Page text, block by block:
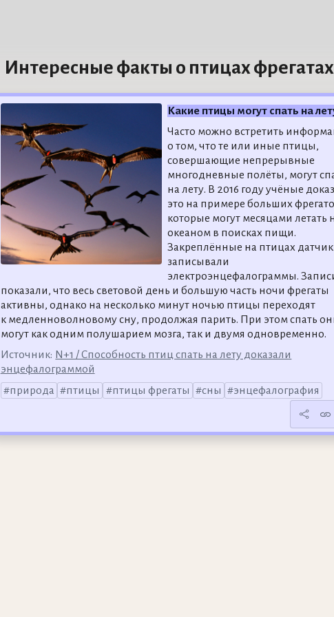
Интересные факты о птицах фрегатах
Какие птицы могут спать на
Часто можно встретить
о том, что те или иные птицы,
совершающие непрерывные
многодневные полёты, могут
на лету. В 2016 году учёные
это на примере больших
которые могут месяцами летать
океаном в поисках пищи.
Закреплённые на птицах
записывали
электроэнцефалограммы.
показали, что весь световой день и большую часть ночи фрегаты
активны, однако на несколько минут ночью птицы переходят
к медленноволновому сну, продолжая парить. При этом спать
могут как одним полушарием мозга, так и двумя одновременно.
Источник: N+1 / Способность птиц спать на лету доказали
энцефалограммой
природа
птицы птицы фрегаты сны энцефалография